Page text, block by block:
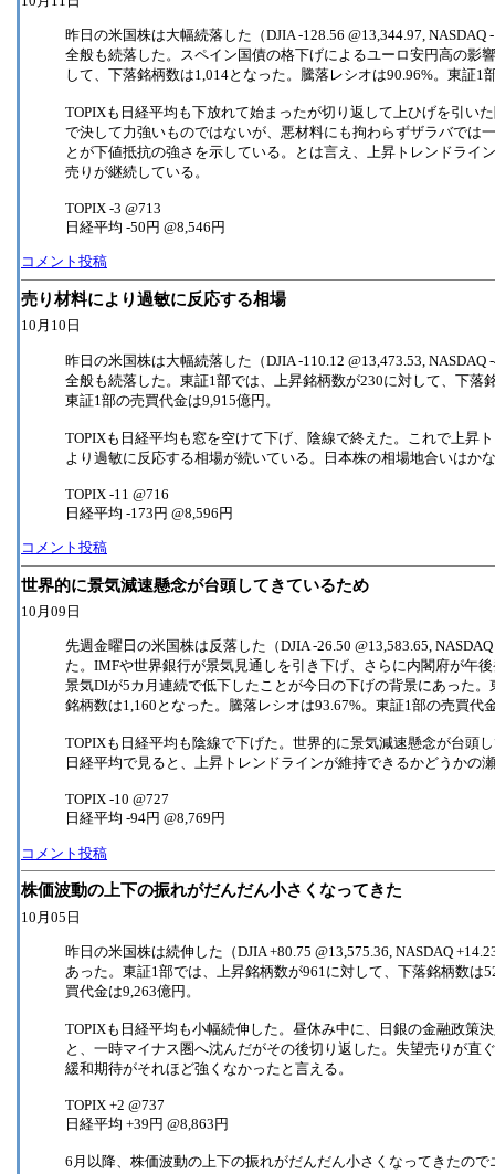
昨日の米国株は大幅続落した（DJIA -128.56 @13,344.97,
全般も続落した。スペイン国債の格下げによるユーロ安円高の影
して、下落銘柄数は1,014となった。騰落レシオは90.96%。東証1
TOPIXも日経平均も下放れて始まったが切り返して上ひげを引い
で決して力強いものではないが、悪材料にも拘わらずザラバでは
とが下値抵抗の強さを示している。とは言え、上昇トレンドライ
売りが継続している。
TOPIX -3 @713
日経平均 -50円 @8,546円
コメント投稿
売り材料により過敏に反応する相場
10月10日
昨日の米国株は大幅続落した（DJIA -110.12 @13,473.53,
全般も続落した。東証1部では、上昇銘柄数が230に対して、下落
東証1部の売買代金は9,915億円。
TOPIXも日経平均も窓を空けて下げ、陰線で終えた。これで上昇
より過敏に反応する相場が続いている。日本株の相場地合いはか
TOPIX -11 @716
日経平均 -173円 @8,596円
コメント投稿
世界的に景気減速懸念が台頭してきているため
10月09日
先週金曜日の米国株は反落した（DJIA -26.50 @13,583.65,
た。IMFや世界銀行が景気見通しを引き下げ、さらに内閣府が午
景気DIが5カ月連続で低下したことが今日の下げの背景にあった
銘柄数は1,160となった。騰落レシオは93.67%。東証1部の売買代
TOPIXも日経平均も陰線で下げた。世界的に景気減速懸念が台頭
日経平均で見ると、上昇トレンドラインが維持できるかどうかの
TOPIX -10 @727
日経平均 -94円 @8,769円
コメント投稿
株価波動の上下の振れがだんだん小さくなってきた
10月05日
昨日の米国株は続伸した（DJIA +80.75 @13,575.36, NASDAQ
あった。東証1部では、上昇銘柄数が961に対して、下落銘柄数は
買代金は9,263億円。
TOPIXも日経平均も小幅続伸した。昼休み中に、日銀の金融政策
と、一時マイナス圏へ沈んだがその後切り返した。失望売りが直
緩和期待がそれほど強くなかったと言える。
TOPIX +2 @737
日経平均 +39円 @8,863円
6月以降、株価波動の上下の振れがだんだん小さくなってきたの